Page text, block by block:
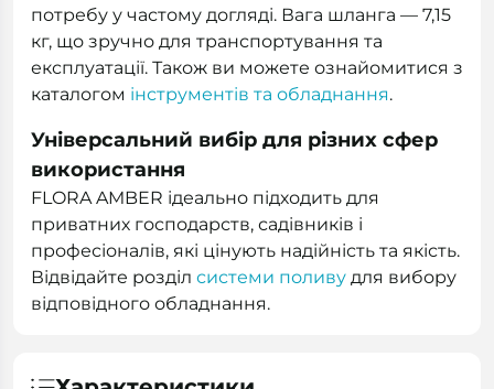
потребу у частому догляді. Вага шланга — 7,15
кг, що зручно для транспортування та
експлуатації. Також ви можете ознайомитися з
каталогом інструментів та обладнання.
Універсальний вибір для різних сфер
використання
FLORA AMBER ідеально підходить для
приватних господарств, садівників і
професіоналів, які цінують надійність та якість.
Відвідайте розділ системи поливу для вибору
відповідного обладнання.